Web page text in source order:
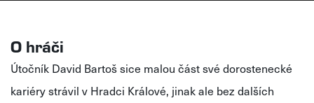
O hráči
Útočník David Bartoš sice malou část své dorostenecké
kariéry strávil v Hradci Králové, jinak ale bez dalších